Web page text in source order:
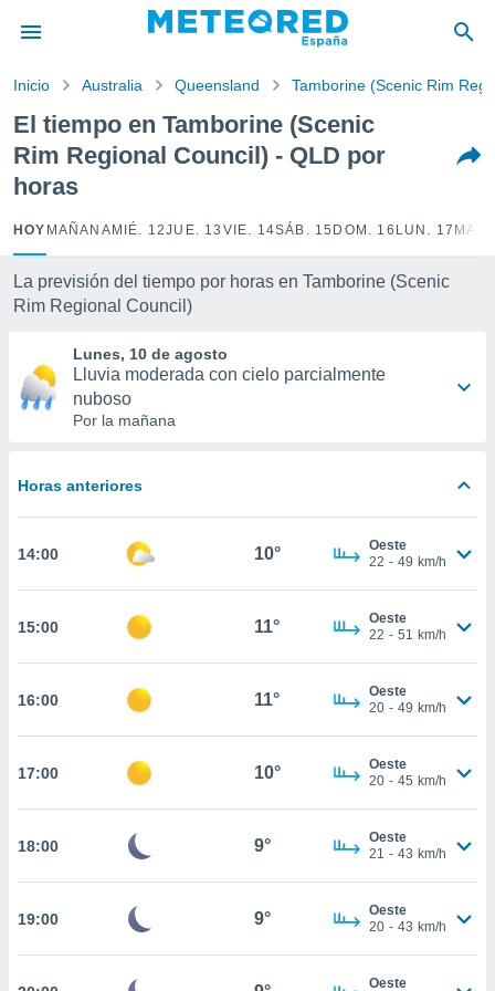
por
para
la
se
calidad.
a este
las
y
digital
basada
permite
seguir
coste.
botón
a la
todas
nos
y análisis
como
y
en
Inicio Australia Queensland Tamborine (Scenic Rim
El tiempo en Tamborine (Scenic
Rim Regional Council) - QLD por
horas
HOY MAÑANA MIÉ. 12JUE. 13 VIE. 14SÁB. 15 DOM. 16 LUN. 17
La previsión del tiempo por horas en Tamborine (Scenic
Rim Regional Council)
Lunes, 10 de agosto
Lluvia moderada con cielo parcialmente
nuboso
Por la mañana
Horas anteriores
14:00 10°
Oeste
22 - 49 km/h
15:00 11°
Oeste
22 - 51 km/h
16:00 11°
Oeste
20 - 49 km/h
17:00 10°
Oeste
20 - 45 km/h
18:00 9°
Oeste
21 - 43 km/h
19:00 9°
Oeste
20 - 43 km/h
Oeste